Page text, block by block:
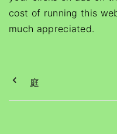
cost of running this
much appreciated.
庭